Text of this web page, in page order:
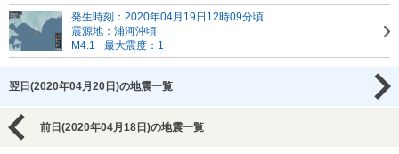
発生時刻：2020年04月19日12時09分頃
震源地：浦河沖頃
M4.1
最大震度：1
翌日(2020年04月20日)の地震一覧
前日(2020年04月18日)の地震一覧